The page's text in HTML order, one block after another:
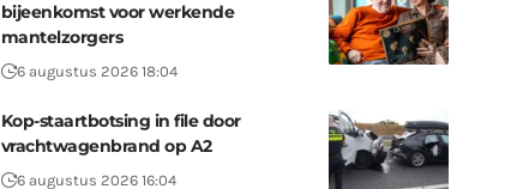
bijeenkomst voor werkende
mantelzorgers
6 augustus 2026 18:04
Kop-staartbotsing in file door
vrachtwagenbrand op A2
6 augustus 2026 16:04